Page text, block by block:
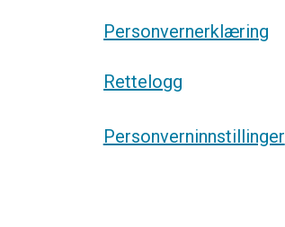
Personvernerklæring
Rettelogg
Personverninnstillinger